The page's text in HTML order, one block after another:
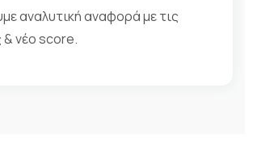
αναλυτική αναφορά με τις
& νέο score.